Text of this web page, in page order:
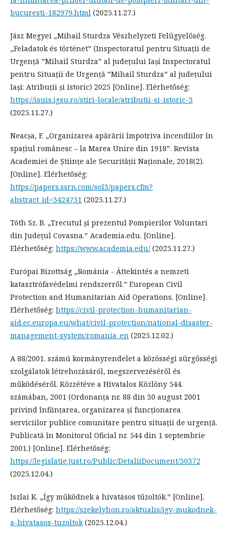
bucuresti-182979.html (2025.11.27.)
Jász Megyei „Mihail Sturdza Vészhelyzeti Felügyelőség.
„Feladatok és történet” (Inspectoratul pentru Situații de
Urgență ”Mihail Sturdza” al județului Iași Inspectoratul
pentru Situații de Urgență ”Mihail Sturdza” al județului
Iași: Atribuții și istoric) 2025 [Online]. Elérhetőség:
https://isuis.igsu.ro/stiri-locale/atributii-si-istoric-3
(2025.11.27.)
Neacșa, F. „Organizarea apărării împotriva incendiilor în
spațiul românesc – la Marea Unire din 1918”. Revista
Academiei de Științe ale Securității Naționale, 2018(2).
[Online]. Elérhetőség:
https://papers.ssrn.com/sol3/papers.cfm?
abstract_id=3424751 (2025.11.27.)
Tóth Sz. B. „Trecutul și prezentul Pompierilor Voluntari
din Județul Covasna.” Academia.edu. [Online].
Elérhetőség: https://www.academia.edu/ (2025.11.27.)
Európai Bizottság „Románia - Áttekintés a nemzeti
katasztrófavédelmi rendszerről.” European Civil
Protection and Humanitarian Aid Operations. [Online].
Elérhetőség: https://civil-protection-humanitarian-
aid.ec.europa.eu/what/civil-protection/national-disaster-
management-system/romania_en (2025.12.02.)
A 88/2001. számú kormányrendelet a közösségi sürgősségi
szolgálatok létrehozásáról, megszervezéséről és
működéséről. Közzétéve a Hivatalos Közlöny 544.
számában, 2001 (Ordonanța nr. 88 din 30 august 2001
privind înființarea, organizarea și funcționarea
serviciilor publice comunitare pentru situații de urgență.
Publicată în Monitorul Oficial nr. 544 din 1 septembrie
2001.) [Online]. Elérhetőség:
https://legislatie.just.ro/Public/DetaliiDocument/30372
(2025.12.04.)
Iszlai K. „Így működnek a hivatásos tűzoltók.” [Online].
Elérhetőség: https://szekelyhon.ro/aktualis/igy-mukodnek-
a-hivatasos-tuzoltok (2025.12.04.)